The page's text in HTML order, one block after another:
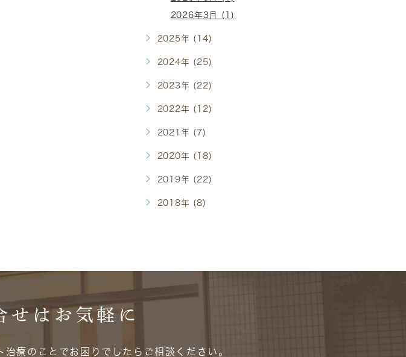
2026年3月 (1)
2025年 (14)
2024年 (25)
2023年 (22)
2022年 (12)
2021年 (7)
2020年 (18)
2019年 (22)
2018年 (8)
せは お気軽に
療のことでお困りでしたらご相談ください。